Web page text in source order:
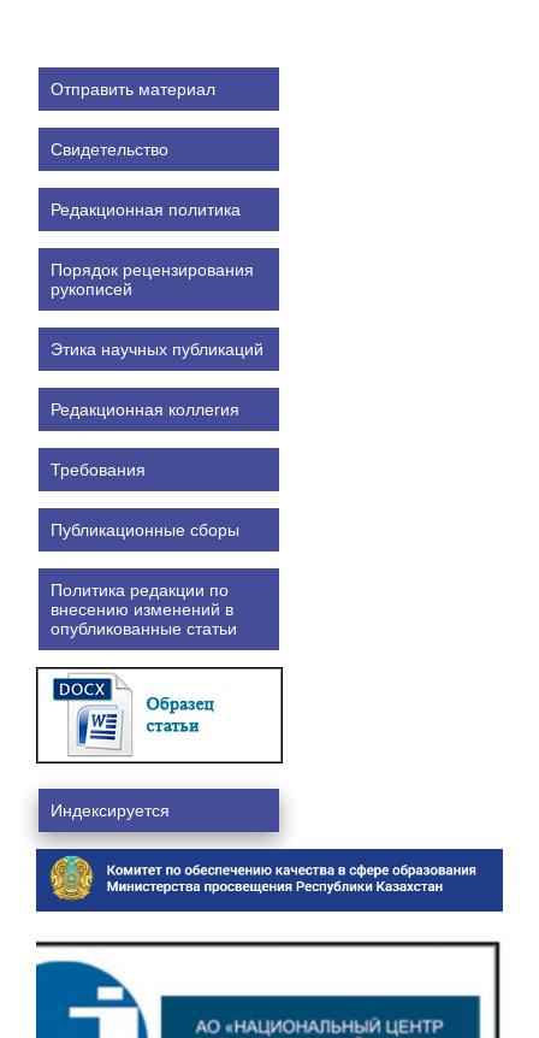
Отправить материал
Свидетельство
Редакционная политика
Порядок рецензирования
рукописей
Этика научных публикаций
Редакционная коллегия
Требования
Публикационные сборы
Политика редакции по
внесению изменений в
опубликованные статьи
Индексируется